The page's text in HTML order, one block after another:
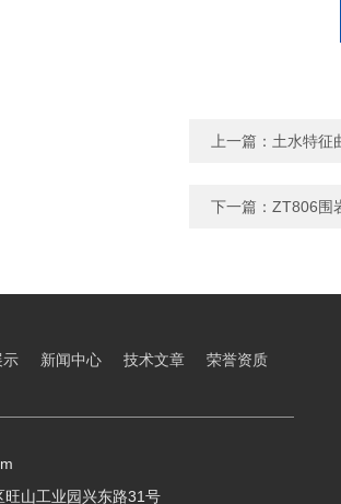
上一篇： 土水特征
下一篇： ZT806围
示 新闻中心 技术文章 荣誉资质
山工业园兴东路31号